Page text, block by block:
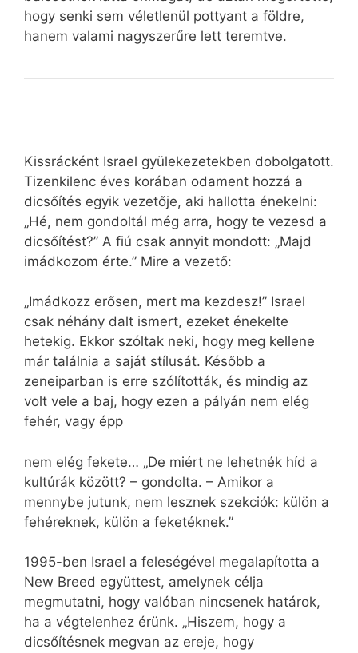
hogy senki sem véletlenül pottyant a földre,
hanem valami nagyszerűre lett teremtve.
Kissrácként Israel gyülekezetekben dobolgatott.
Tizenkilenc éves korában odament hozzá a
dicsőítés egyik vezetője, aki hallotta énekelni:
„Hé, nem gondoltál még arra, hogy te vezesd a
dicsőítést?” A fiú csak annyit mondott: „Majd
imádkozom érte.” Mire a vezető:
„Imádkozz erősen, mert ma kezdesz!” Israel
csak néhány dalt ismert, ezeket énekelte
hetekig. Ekkor szóltak neki, hogy meg kellene
már találnia a saját stílusát. Később a
zeneiparban is erre szólították, és mindig az
volt vele a baj, hogy ezen a pályán nem elég
fehér, vagy épp
nem elég fekete… „De miért ne lehetnék híd a
kultúrák között? – gondolta. – Amikor a
mennybe jutunk, nem lesznek szekciók: külön a
fehéreknek, külön a feketéknek.”
1995-ben Israel a feleségével megalapította a
New Breed együttest, amelynek célja
megmutatni, hogy valóban nincsenek határok,
ha a végtelenhez érünk. „Hiszem, hogy a
dicsőítésnek megvan az ereje, hogy